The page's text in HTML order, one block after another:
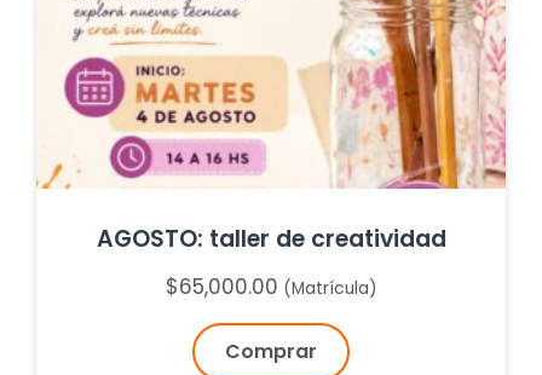
AGOSTO: taller de creatividad
$65,000.00 (Matrícula)
Comprar